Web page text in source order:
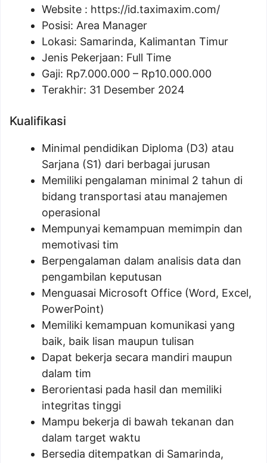
Website : https://id.taximaxim.com/
Posisi: Area Manager
Lokasi: Samarinda, Kalimantan Timur
Jenis Pekerjaan: Full Time
Gaji: Rp7.000.000 – Rp10.000.000
Terakhir: 31 Desember 2024
Kualifikasi
Minimal pendidikan Diploma (D3) atau
Sarjana (S1) dari berbagai jurusan
Memiliki pengalaman minimal 2 tahun di
bidang transportasi atau manajemen
operasional
Mempunyai kemampuan memimpin dan
memotivasi tim
Berpengalaman dalam analisis data dan
pengambilan keputusan
Menguasai Microsoft Office (Word, Excel,
PowerPoint)
Memiliki kemampuan komunikasi yang
baik, baik lisan maupun tulisan
Dapat bekerja secara mandiri maupun
dalam tim
Berorientasi pada hasil dan memiliki
integritas tinggi
Mampu bekerja di bawah tekanan dan
dalam target waktu
Bersedia ditempatkan di Samarinda,